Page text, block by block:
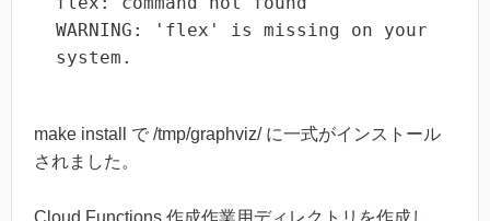
WARNING: 'flex' is missing on your
system.
make install で /tmp/graphviz/ に一式がインストール
されました。
Cloud Functions 作成作業用ディレクトリを作成し、